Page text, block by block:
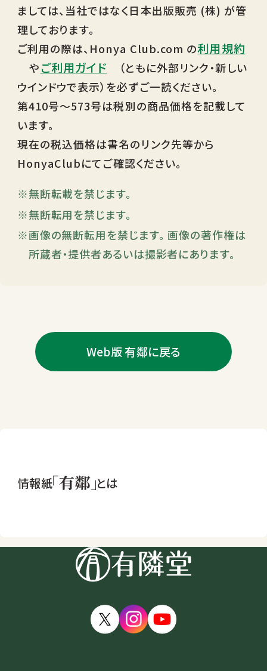
ましては、当社ではなく日本出版販売 (株) が管
理しております。
ご利用の際は、Honya Club.com の利用規約
やご利用ガイド
（ともに外部リンク・新しい
ウインドウで表示）を必ずご一読ください。
第410号～573号は税別の商品価格を記載して
います。
現在の税込価格は書名のリンク先等から
HonyaClubにてご確認ください。
無断転載を禁じます。
無断転用を禁じます。
画像の無断転用を禁じます。 画像の著作権は
所蔵者・提供者あるいは撮影者にあります。
Web版 有鄰に戻る
情報紙 とは